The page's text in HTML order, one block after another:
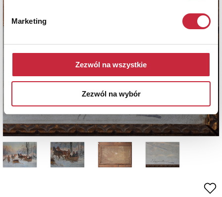
Marketing
Zezwól na wszystkie
Zezwól na wybór